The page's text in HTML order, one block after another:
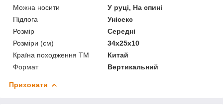
Можна носити
У руці, На спині
Підлога
Унісекс
Розмір
Середні
Розміри (см)
34х25х10
Країна походження ТМ
Китай
Формат
Вертикальний
Приховати